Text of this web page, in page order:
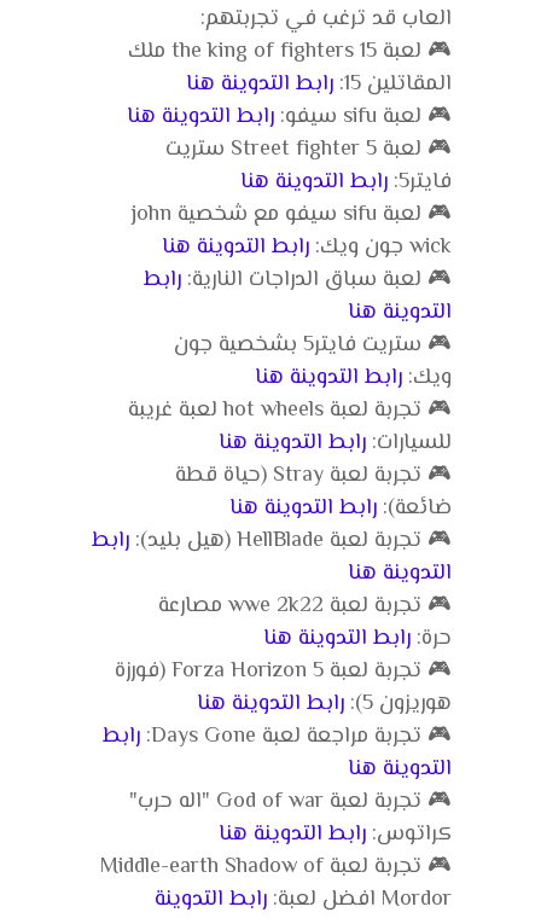
العاب قد ترغب في تجربتهم:
🎮 لعبة the king of fighters 15 ملك
المقاتلين 15:
رابط التدوينة هنا
🎮 لعبة sifu سيفو:
رابط التدوينة هنا
🎮 لعبة Street fighter 5 ستريت
فايتر5:
رابط التدوينة هنا
🎮 لعبة sifu سيفو مع شخصية john
wick جون ويك:
رابط التدوينة هنا
🎮 لعبة سباق الدراجات النارية: رابط
التدوينة هنا
🎮 ستريت فايتر5 بشخصية جون
ويك: رابط التدوينة هنا
🎮 تجربة لعبة hot wheels لعبة غريبة
للسيارات: رابط التدوينة هنا
🎮 تجربة لعبة Stray (حياة قطة
ضائعة): رابط التدوينة هنا
🎮 تجربة لعبة HellBlade (هيل بليد):
رابط
التدوينة هنا
🎮 تجربة لعبة wwe 2k22 مصارعة
حرة: رابط التدوينة هنا
🎮 تجربة لعبة Forza Horizon 5 (فورزة
هوريزون 5):
رابط التدوينة هنا
🎮 تجربة مراجعة لعبة Days Gone:
رابط
التدوينة هنا
🎮 تجربة لعبة God of war "اله حرب"
كراتوس: رابط التدوينة هنا
🎮 تجربة لعبة Middle-earth Shadow of
Mordor افضل لعبة:
رابط التدوينة